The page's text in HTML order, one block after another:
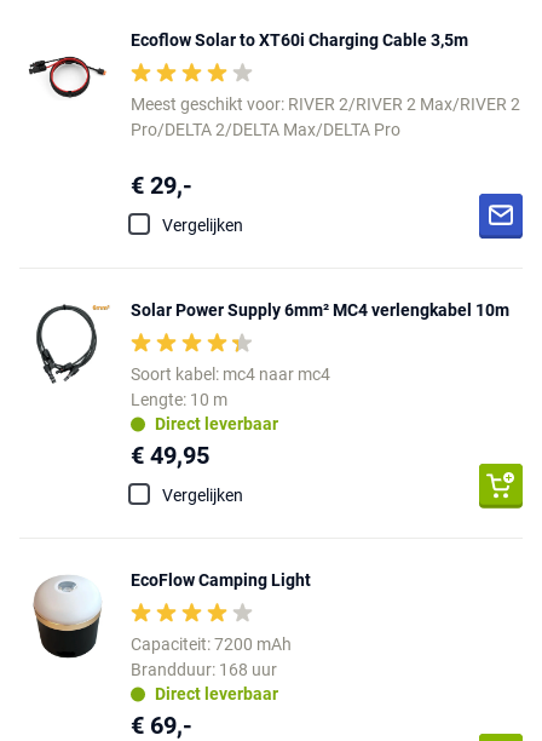
Ecoflow Solar to XT60i Charging Cable 3,5m
Meest geschikt voor: RIVER 2/RIVER 2 Max/RIVER 2
Pro/DELTA 2/DELTA Max/DELTA Pro
€ 29,-
Vergelijken
Solar Power Supply 6mm² MC4 verlengkabel 10m
Soort kabel: mc4 naar mc4
Lengte: 10 m
Direct leverbaar
€ 49,95
Vergelijken
EcoFlow Camping Light
Capaciteit: 7200 mAh
Brandduur: 168 uur
Direct leverbaar
€ 69,-